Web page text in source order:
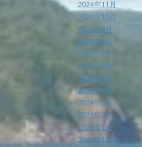
2024年11月
2024年10月
2024年9月
2024年8月
2024年7月
2024年6月
2024年5月
2024年4月
2024年3月
2024年2月
2024年1月
2023年12月